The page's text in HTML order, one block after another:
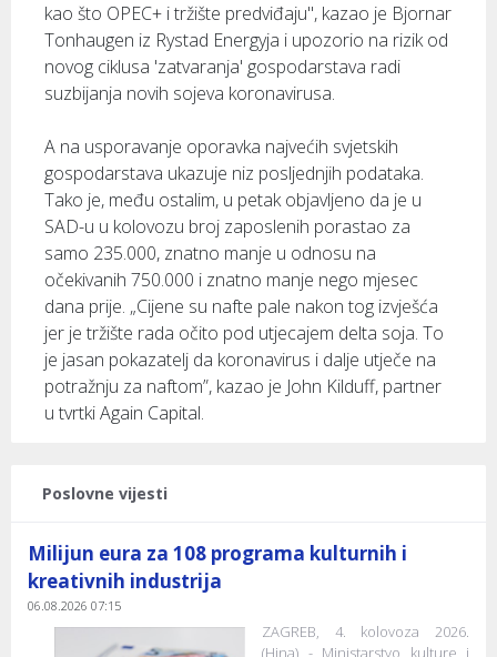
kao što OPEC+ i tržište predviđaju", kazao je Bjornar
Tonhaugen iz Rystad Energyja i upozorio na rizik od
novog ciklusa 'zatvaranja' gospodarstava radi
suzbijanja novih sojeva koronavirusa.
A na usporavanje oporavka najvećih svjetskih
gospodarstava ukazuje niz posljednjih podataka.
Tako je, među ostalim, u petak objavljeno da je u
SAD-u u kolovozu broj zaposlenih porastao za
samo 235.000, znatno manje u odnosu na
očekivanih 750.000 i znatno manje nego mjesec
dana prije. „Cijene su nafte pale nakon tog izvješća
jer je tržište rada očito pod utjecajem delta soja. To
je jasan pokazatelj da koronavirus i dalje utječe na
potražnju za naftom”, kazao je John Kilduff, partner
u tvrtki Again Capital.
Poslovne vijesti
Milijun eura za 108 programa kulturnih i
kreativnih industrija
06.08.2026 07:15
ZAGREB, 4. kolovoza 2026.
(Hina) - Ministarstvo kulture i